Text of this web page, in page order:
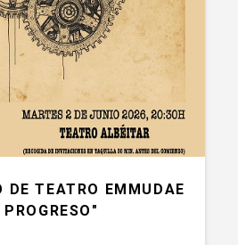
DE TEATRO EMMUDAE